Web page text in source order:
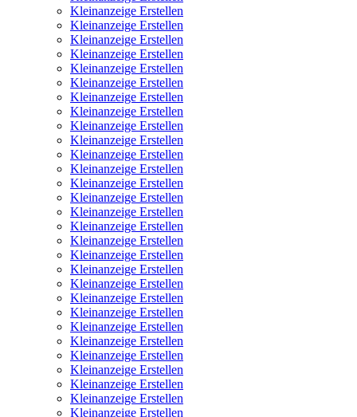
Kleinanzeige Erstellen
Kleinanzeige Erstellen
Kleinanzeige Erstellen
Kleinanzeige Erstellen
Kleinanzeige Erstellen
Kleinanzeige Erstellen
Kleinanzeige Erstellen
Kleinanzeige Erstellen
Kleinanzeige Erstellen
Kleinanzeige Erstellen
Kleinanzeige Erstellen
Kleinanzeige Erstellen
Kleinanzeige Erstellen
Kleinanzeige Erstellen
Kleinanzeige Erstellen
Kleinanzeige Erstellen
Kleinanzeige Erstellen
Kleinanzeige Erstellen
Kleinanzeige Erstellen
Kleinanzeige Erstellen
Kleinanzeige Erstellen
Kleinanzeige Erstellen
Kleinanzeige Erstellen
Kleinanzeige Erstellen
Kleinanzeige Erstellen
Kleinanzeige Erstellen
Kleinanzeige Erstellen
Kleinanzeige Erstellen
Kleinanzeige Erstellen